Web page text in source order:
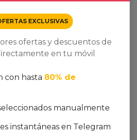
EXCLUSIVAS
ofertas y descuentos de
en tu móvil
con hasta 80% de
manualmente
instantáneas en Telegram